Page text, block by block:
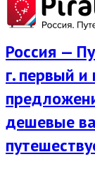
Россия —
г. первый и
дешевые